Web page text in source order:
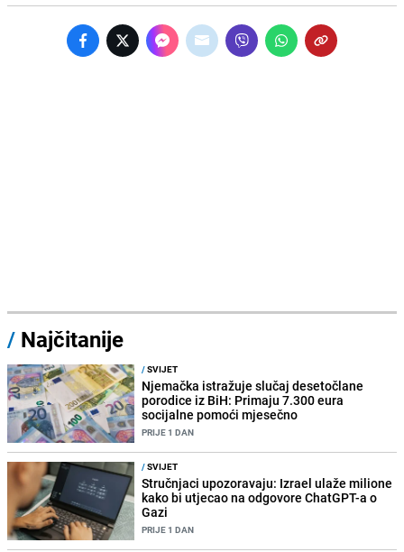
/ Najčitanije
/SVIJET
Njemačka istražuje slučaj desetočlane
porodice iz BiH: Primaju 7.300 eura
socijalne pomoći mjesečno
PRIJE 1 DAN
/SVIJET
Stručnjaci upozoravaju: Izrael ulaže milione
kako bi utjecao na odgovore ChatGPT-a o
Gazi
PRIJE 1 DAN